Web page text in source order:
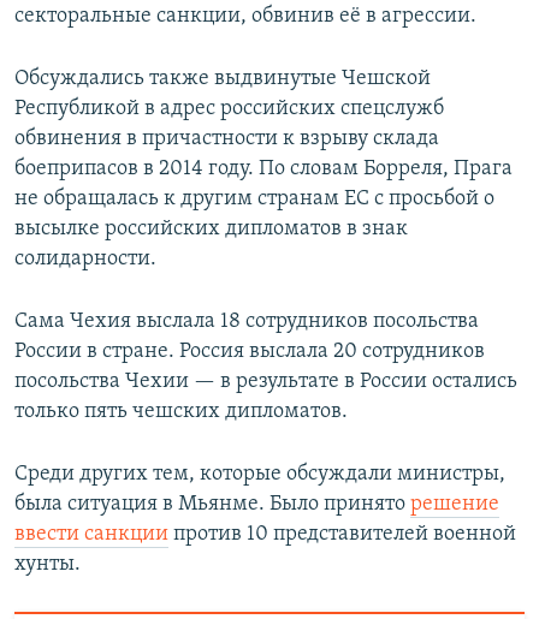
секторальные санкции, обвинив её в агрессии.
Обсуждались также выдвинутые Чешской
Республикой в адрес российских спецслужб
обвинения в причастности к взрыву склада
боеприпасов в 2014 году. По словам Борреля, Прага
не обращалась к другим странам ЕС с просьбой о
высылке российских дипломатов в знак
солидарности.
Сама Чехия выслала 18 сотрудников посольства
России в стране. Россия выслала 20 сотрудников
посольства Чехии — в результате в России остались
только пять чешских дипломатов.
Среди других тем, которые обсуждали министры,
была ситуация в Мьянме. Было принято решение
ввести санкции против 10 представителей военной
хунты.